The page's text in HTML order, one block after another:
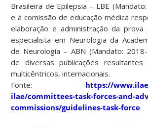
Brasileira de Epilepsia – LBE
e à comissão de educação médica
elaboração e administração da
especialista em Neurologia da
de Neurologia – ABN (Mandato:
de diversas publicações
multicêntricos, internacionais.
Fonte: https://
ilae/committees-task-forces-and-
commissions/guidelines-task-force